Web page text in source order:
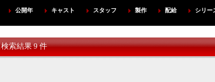
公開年 キャスト スタッフ 製作 配給 シリー
索結果 9 件